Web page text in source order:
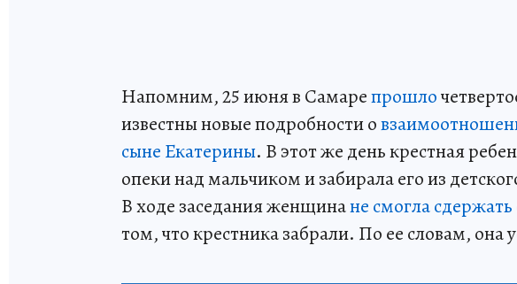
Напомним, 25 июня в Самарепрошло
известны новые подробности о
сыне Екатерины. В этот же день крестная
опеки над мальчиком и забирала его из
В ходе заседания женщинане смогла сдержать
том, что крестника забрали. По ее словам, она